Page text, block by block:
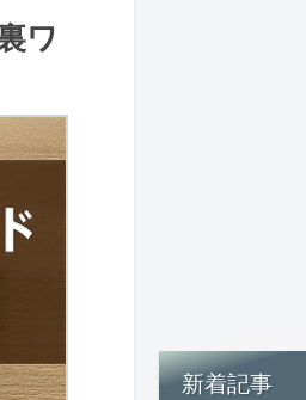
ワ
新着記事